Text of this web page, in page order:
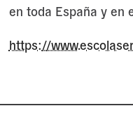
en toda España y en
https://